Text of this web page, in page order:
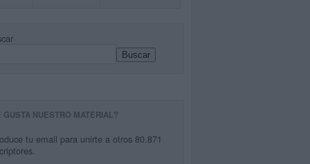
Buscar
GUSTA NUESTRO MATERIAL?
tu email para unirte a otros 80.871